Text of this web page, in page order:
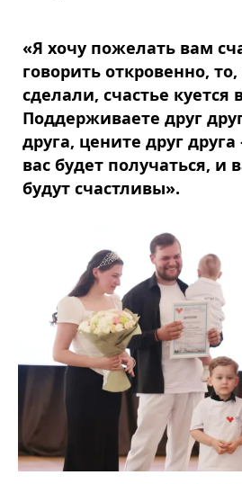
«Я хочу пожелать вам
говорить откровенно,
сделали, счастье куется
Поддерживаете друг
друга, цените друг
вас будет получаться, и
будут счастливы».